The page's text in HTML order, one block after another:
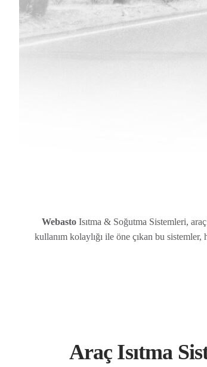
Webasto Isıtma & Soğutma Sistemleri,
kullanım kolaylığı ile öne çıkan bu
Araç Isıtma